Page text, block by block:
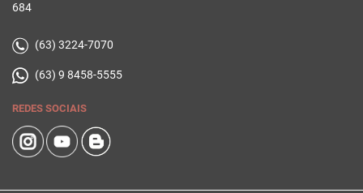
684
(63) 3224-7070
(63) 9 8458-5555
REDES SOCIAIS